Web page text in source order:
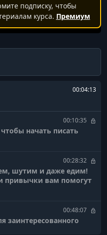
подписку, чтобы
курса. Премиум
00:04:13
00:10:35
начать писать
00:28:32
шутим и даже едим!
привычки вам помогут
00:48:07
заинтересованного